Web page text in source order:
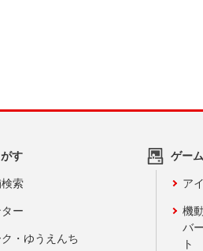
す
索
ー
・ゆうえんち
ゲー
ア
機
バ
ト